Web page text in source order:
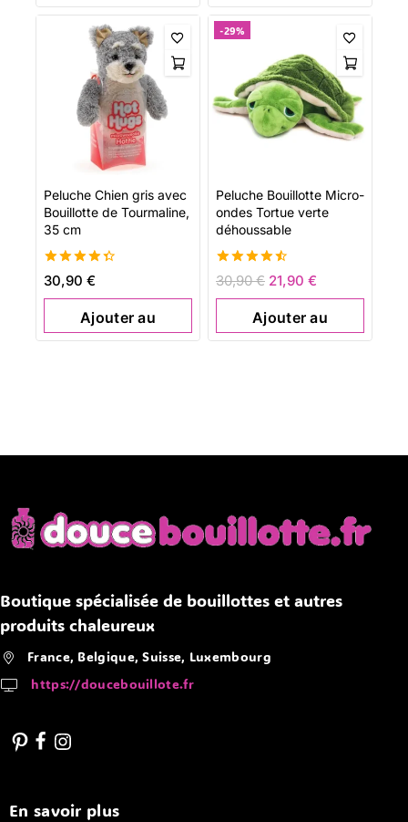
panier
Peluche Chien gris avec
Bouillotte de Tourmaline,
35 cm
4.46
de 5
30,90 €
Ajouter au
panier
-29%
Peluche Bouillotte Micro-
ondes Tortue verte
déhoussable
4.54
de 5
30,90€ 21,90 €
Ajouter au
panier
Boutique spécialisée de bouillottes et autres
produits chaleureux
France, Belgique, Suisse, Luxembourg
https://doucebouillote.fr
En savoir plus